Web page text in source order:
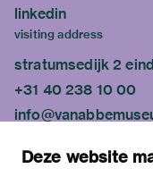
Deze website
linkedin
visiting address
stratumsedijk 2
+31 40 238 10 00
exhibitions